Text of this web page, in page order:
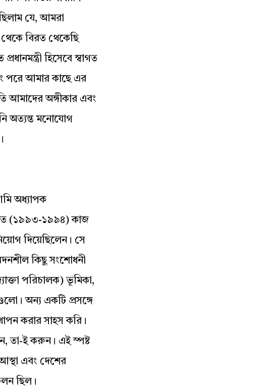
যে, আমরা
থেকে বিরত থেকেছি
হিসেবে স্বাগত
পরে আমার কাছে এর
আমাদের অঙ্গীকার এবং
অত্যন্ত মনোযোগ
অধ্যাপক
(১৯৯৩-১৯৯৪) কাজ
দিয়েছিলেন। সে
কিছু সংশোধনী
পরিচালক) ভূমিকা,
অন্য একটি প্রসঙ্গে
করার সাহস করি।
তা-ই করুন। এই স্পষ্ট
আস্থা এবং দেশের
ছিল।